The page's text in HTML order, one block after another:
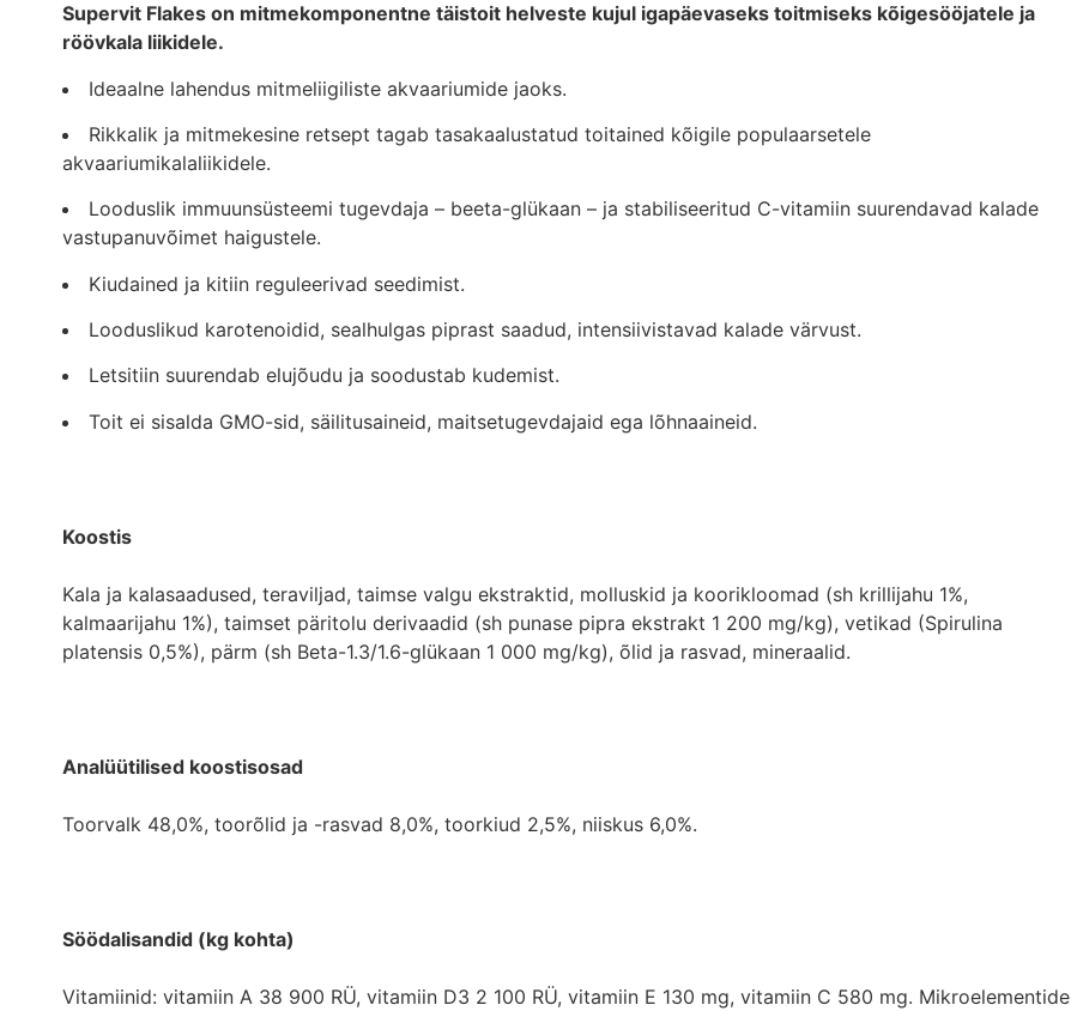
Supervit Flakes on mitmekomponentne täistoit helveste kujul igapäevaseks toitmiseks kõigesööjatele ja
röövkala liikidele.
Ideaalne lahendus mitmeliigiliste akvaariumide jaoks.
Rikkalik ja mitmekesine retsept tagab tasakaalustatud toitained kõigile populaarsetele
akvaariumikalaliikidele.
Looduslik immuunsüsteemi tugevdaja – beeta-glükaan – ja stabiliseeritud C-vitamiin suurendavad kalade
vastupanuvõimet haigustele.
Kiudained ja kitiin reguleerivad seedimist.
Looduslikud karotenoidid, sealhulgas piprast saadud, intensiivistavad kalade värvust.
Letsitiin suurendab elujõudu ja soodustab kudemist.
Toit ei sisalda GMO-sid, säilitusaineid, maitsetugevdajaid ega lõhnaaineid.
Koostis
Kala ja kalasaadused, teraviljad, taimse valgu ekstraktid, molluskid ja koorikloomad (sh krillijahu 1%,
kalmaarijahu 1%), taimset päritolu derivaadid (sh punase pipra ekstrakt 1 200 mg/kg), vetikad (Spirulina
platensis 0,5%), pärm (sh Beta-1.3/1.6-glükaan 1 000 mg/kg), õlid ja rasvad, mineraalid.
Analüütilised koostisosad
Toorvalk 48,0%, toorõlid ja -rasvad 8,0%, toorkiud 2,5%, niiskus 6,0%.
Söödalisandid (kg kohta)
Vitamiinid: vitamiin A 38 900 RÜ, vitamiin D3 2 100 RÜ, vitamiin E 130 mg, vitamiin C 580 mg. Mikroelementide